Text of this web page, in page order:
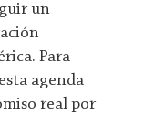
un
Para
agenda
real por